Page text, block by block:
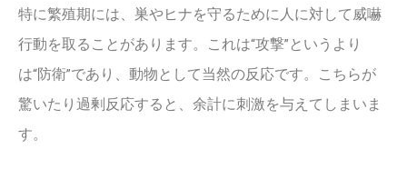
特に繁殖期には、巣やヒナを守るために人に対して威嚇
行動を取ることがあります。これは“攻撃”というより
は“防衛”であり、動物として当然の反応です。こちらが
驚いたり過剰反応すると、余計に刺激を与えてしまいま
す。